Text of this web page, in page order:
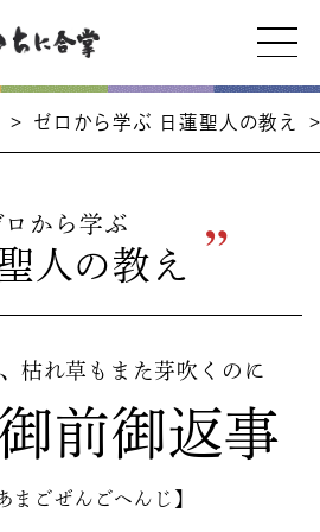
> ゼロから学ぶ 日蓮聖人の教え >
ロから学ぶ
人の教え
枯れ草もまた芽吹くのに
御前御返事
まごぜんごへんじ】